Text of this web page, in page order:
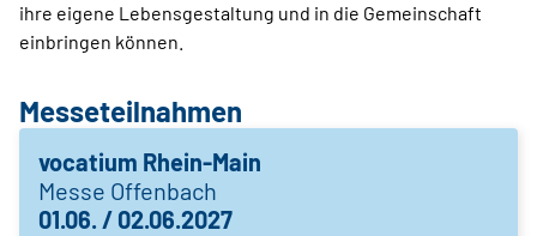
ihre eigene Lebensgestaltung und in die Gemeinschaft
einbringen können.
Messeteilnahmen
vocatium Rhein-Main
Messe Offenbach
01.06. / 02.06.2027